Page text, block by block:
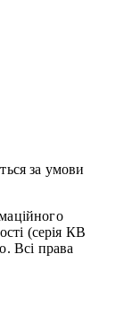
за умови
(серія КВ
Всі права